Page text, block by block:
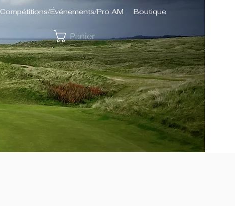
Compétitions/Événements/Pro AM Boutique
Panier